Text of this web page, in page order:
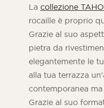
La collezione
rocaille è proprio
Grazie al suo
pietra da
elegantemente le
alla tua terrazza
contemporanea
Grazie al suo